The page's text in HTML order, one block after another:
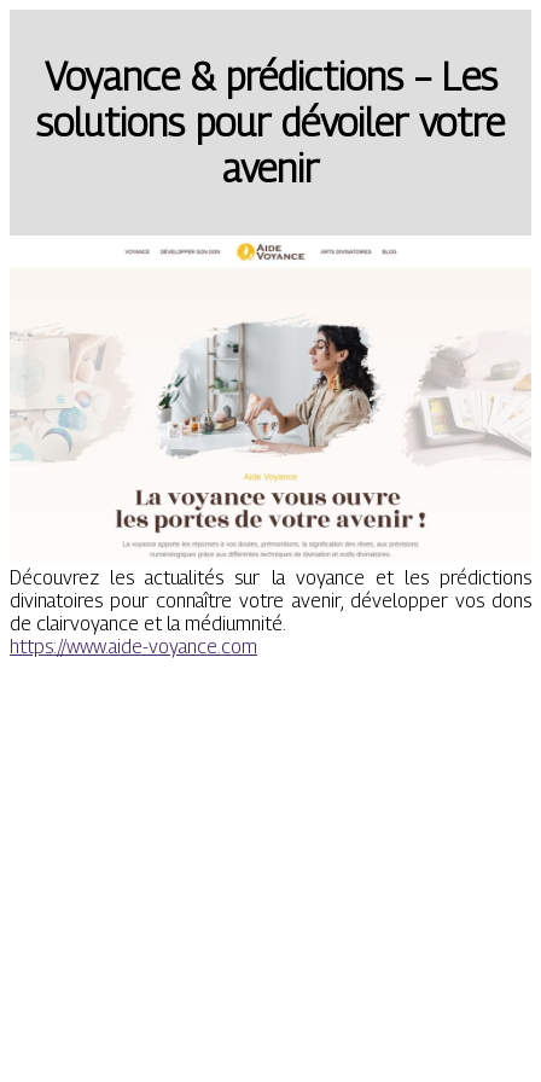
Voyance & prédictions – Les
solutions pour dévoiler votre
avenir
Découvrez les actualités sur la voyance et les prédictions
divinatoires pour connaître votre avenir, développer vos dons
de clairvoyance et la médiumnité.
https://www.aide-voyance.com